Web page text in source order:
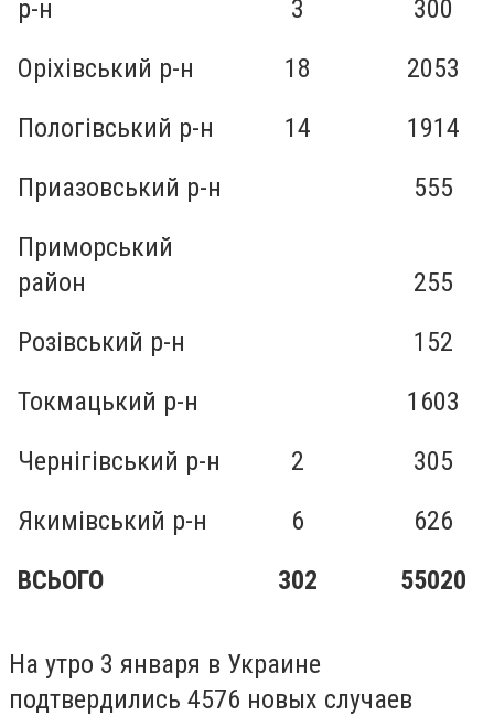
р-н 3
300
Оріхівський р-н
18
2053
Пологівський р-н
14
1914
Приазовський р-н
555
Приморський
район
255
Розівський р-н
152
Токмацький р-н
1603
Чернігівський р-н
2
305
Якимівський р-н
6
626
ВСЬОГО
302 55020
На утро 3 января в Украине
подтвердились 4576 новых случаев